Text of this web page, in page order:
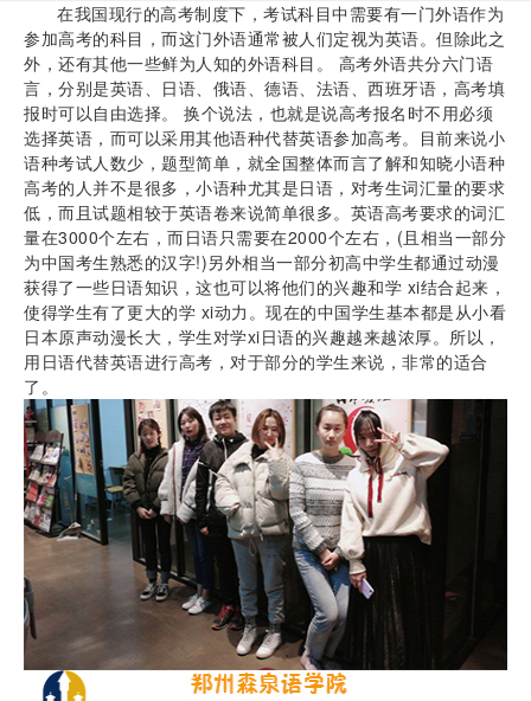
在我国现行的高考制度下，考试科目中需要有一门外语作为
参加高考的科目，而这门外语通常被人们定视为英语。但除此之
外，还有其他一些鲜为人知的外语科目。 高考外语共分六门语
言，分别是英语、日语、俄语、德语、法语、西班牙语，高考填
报时可以自由选择。 换个说法，也就是说高考报名时不用必须
选择英语，而可以采用其他语种代替英语参加高考。目前来说小
语种考试人数少，题型简单，就全国整体而言了解和知晓小语种
高考的人并不是很多，小语种尤其是日语，对考生词汇量的要求
低，而且试题相较于英语卷来说简单很多。英语高考要求的词汇
量在3000个左右，而日语只需要在2000个左右，(且相当一部分
为中国考生熟悉的汉字!)另外相当一部分初高中学生都通过动漫
获得了一些日语知识，这也可以将他们的兴趣和学 xi结合起来，
使得学生有了更大的学 xi动力。现在的中国学生基本都是从小看
日本原声动漫长大，学生对学xi日语的兴趣越来越浓厚。所以，
用日语代替英语进行高考，对于部分的学生来说，非常的适合
了。